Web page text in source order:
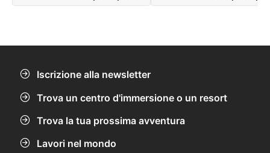
paesaggio cosparso di
Iscrizione alla newsletter
Trova un centro d'immersione o un resort
Trova la tua prossima avventura
Lavori nel mondo